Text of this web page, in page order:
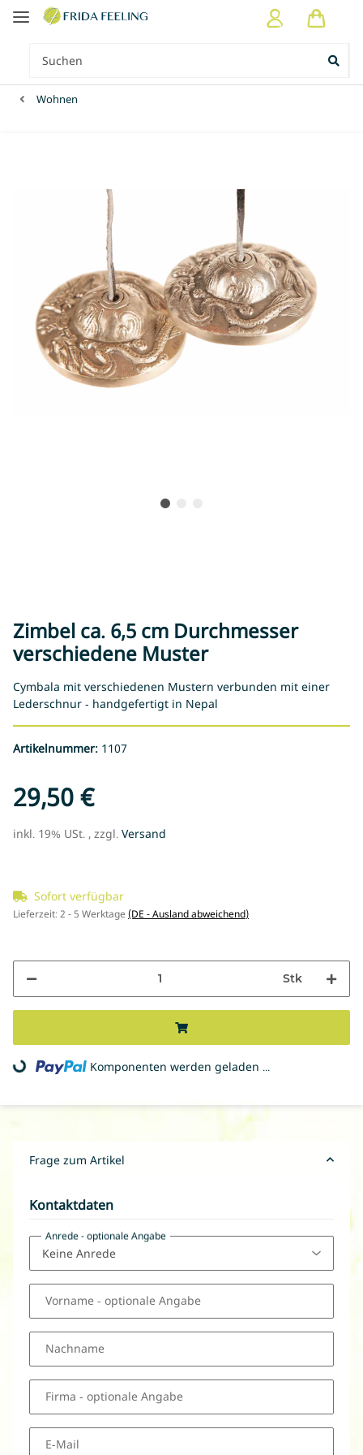
Wohnen
Zimbel ca. 6,5 cm Durchmesser
verschiedene Muster
Cymbala mit verschiedenen Mustern verbunden mit einer
Lederschnur - handgefertigt in Nepal
Artikelnummer: 1107
29,50 €
inkl. 19% USt. , zzgl. Versand
Sofort verfügbar
Lieferzeit:2 - 5 Werktage (DE - Ausland abweichend)
Stk
Loading... Komponenten werden geladen ...
Frage zum Artikel
Kontaktdaten
Anrede- optionale Angabe
Vorname - optionale Angabe
Nachname
Firma - optionale Angabe
E-Mail